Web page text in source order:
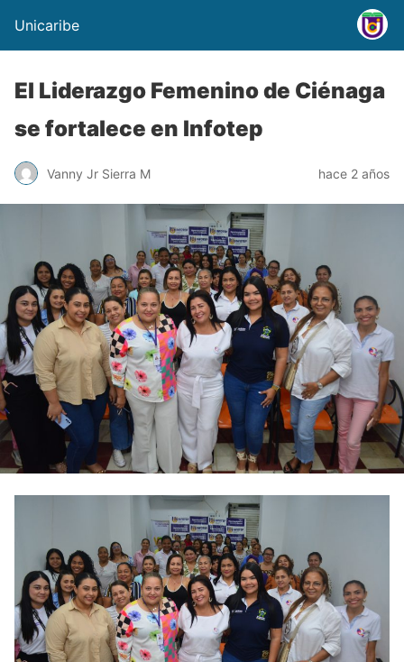
Unicaribe
El Liderazgo Femenino de Ciénaga
se fortalece en Infotep
Vanny Jr Sierra M hace 2 años